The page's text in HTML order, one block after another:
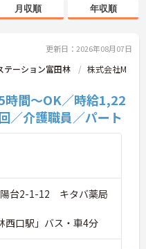
月収順 年収順
更新日：2026年08月07日
ーション富田林
株式会社M
時間～OK／時給1,22
／介護職員／パート
陽台2-1-12 キタバ薬局
西口駅」バス・車4分